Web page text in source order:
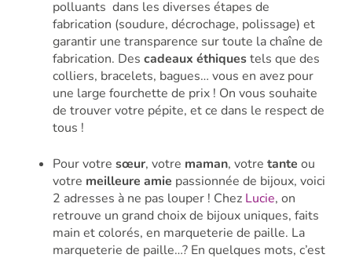
polluants dans les diverses étapes de
fabrication (soudure, décrochage, polissage) et
garantir une transparence sur toute la chaîne de
fabrication. Des cadeaux éthiquestels que des
colliers, bracelets, bagues… vous en avez pour
une large fourchette de prix ! On vous souhaite
de trouver votre pépite, et ce dans le respect de
tous !
Pour votre sœur, votre maman, votre tante ou
votre meilleure amie passionnée de bijoux, voici
2 adresses à ne pas louper ! Chez Lucie, on
retrouve un grand choix de bijoux uniques, faits
main et colorés, en marqueterie de paille. La
marqueterie de paille…? En quelques mots, c’est